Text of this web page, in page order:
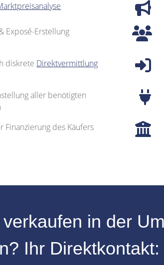
Exposé-Erstellung
diskrete Direktvermittlung
aller benötigten
Finanzierung des Käufers
in der
? Ihr Direktkontakt: